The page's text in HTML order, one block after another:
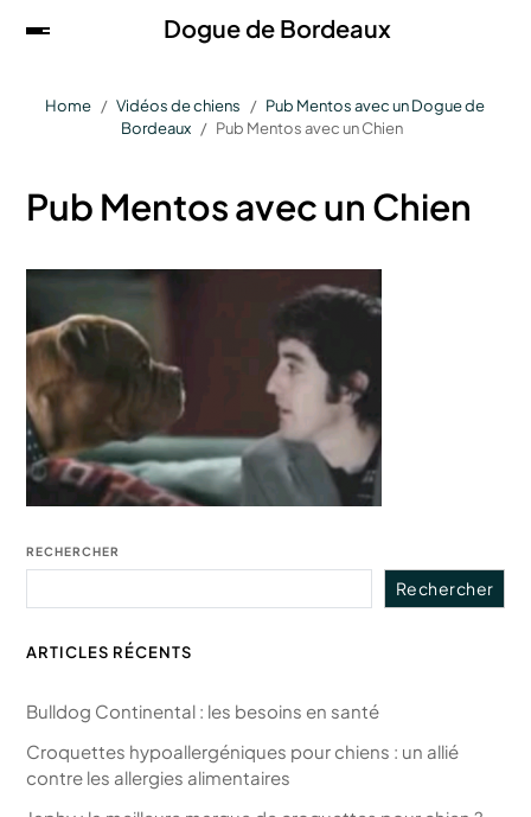
Dogue de Bordeaux
Home Vidéos de chiens
Pub Mentos avec un Dogue de
Bordeaux
Pub Mentos avec un Chien
Pub Mentos avec un Chien
RECHERCHER
Rechercher
ARTICLES RÉCENTS
Bulldog Continental : les besoins en santé
Croquettes hypoallergéniques pour chiens : un allié
contre les allergies alimentaires